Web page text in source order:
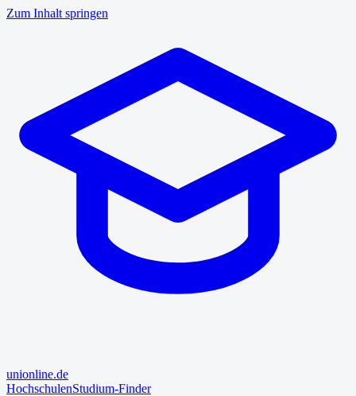
Zum Inhalt springen
unionline.de
HochschulenStudium-Finder